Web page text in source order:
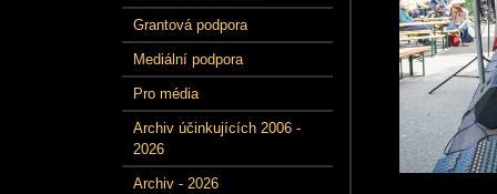
Grantová podpora
Mediální podpora
Pro média
Archiv účinkujících 2006 -
2026
Archiv - 2026